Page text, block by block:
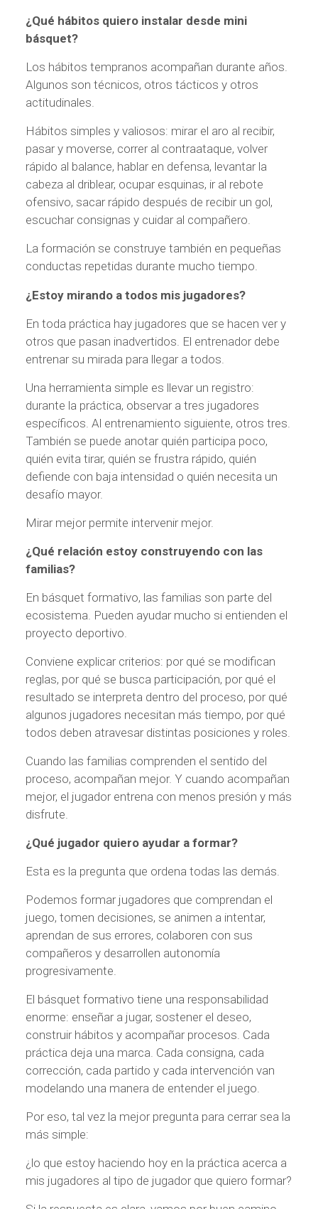
¿Qué hábitos quiero instalar desde mini
básquet?
Los hábitos tempranos acompañan durante años.
Algunos son técnicos, otros tácticos y otros
actitudinales.
Hábitos simples y valiosos: mirar el aro al recibir,
pasar y moverse, correr al contraataque, volver
rápido al balance, hablar en defensa, levantar la
cabeza al driblear, ocupar esquinas, ir al rebote
ofensivo, sacar rápido después de recibir un gol,
escuchar consignas y cuidar al compañero.
La formación se construye también en pequeñas
conductas repetidas durante mucho tiempo.
¿Estoy mirando a todos mis jugadores?
En toda práctica hay jugadores que se hacen ver y
otros que pasan inadvertidos. El entrenador debe
entrenar su mirada para llegar a todos.
Una herramienta simple es llevar un registro:
durante la práctica, observar a tres jugadores
específicos. Al entrenamiento siguiente, otros tres.
También se puede anotar quién participa poco,
quién evita tirar, quién se frustra rápido, quién
defiende con baja intensidad o quién necesita un
desafío mayor.
Mirar mejor permite intervenir mejor.
¿Qué relación estoy construyendo con las
familias?
En básquet formativo, las familias son parte del
ecosistema. Pueden ayudar mucho si entienden el
proyecto deportivo.
Conviene explicar criterios: por qué se modifican
reglas, por qué se busca participación, por qué el
resultado se interpreta dentro del proceso, por qué
algunos jugadores necesitan más tiempo, por qué
todos deben atravesar distintas posiciones y roles.
Cuando las familias comprenden el sentido del
proceso, acompañan mejor. Y cuando acompañan
mejor, el jugador entrena con menos presión y más
disfrute.
¿Qué jugador quiero ayudar a formar?
Esta es la pregunta que ordena todas las demás.
Podemos formar jugadores que comprendan el
juego, tomen decisiones, se animen a intentar,
aprendan de sus errores, colaboren con sus
compañeros y desarrollen autonomía
progresivamente.
El básquet formativo tiene una responsabilidad
enorme: enseñar a jugar, sostener el deseo,
construir hábitos y acompañar procesos. Cada
práctica deja una marca. Cada consigna, cada
corrección, cada partido y cada intervención van
modelando una manera de entender el juego.
Por eso, tal vez la mejor pregunta para cerrar sea la
más simple:
¿lo que estoy haciendo hoy en la práctica acerca a
mis jugadores al tipo de jugador que quiero formar?